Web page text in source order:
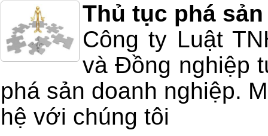
Thủ tục phá
Công ty Luật
và Đồng nghiệp
phá sản doanh nghiệp.
hệ với chúng tôi